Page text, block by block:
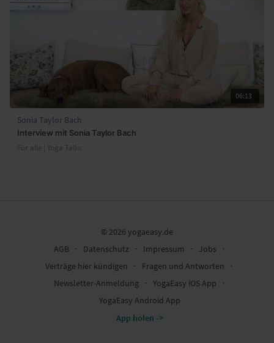
06:13
Sonia Taylor Bach
Interview mit Sonia Taylor Bach
Für alle | Yoga Talks
© 2026 yogaeasy.de
AGB
∙ Datenschutz ∙ Impressum ∙ Jobs
∙
Verträge hier kündigen
∙ Fragen und Antworten
∙
Newsletter-Anmeldung
∙ YogaEasy iOS App
∙
YogaEasy Android App
App holen ->